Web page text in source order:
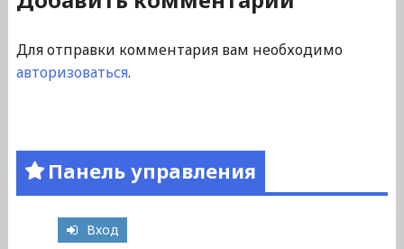
Для отправки комментария вам необходимо
авторизоваться.
Панель управления
Вход